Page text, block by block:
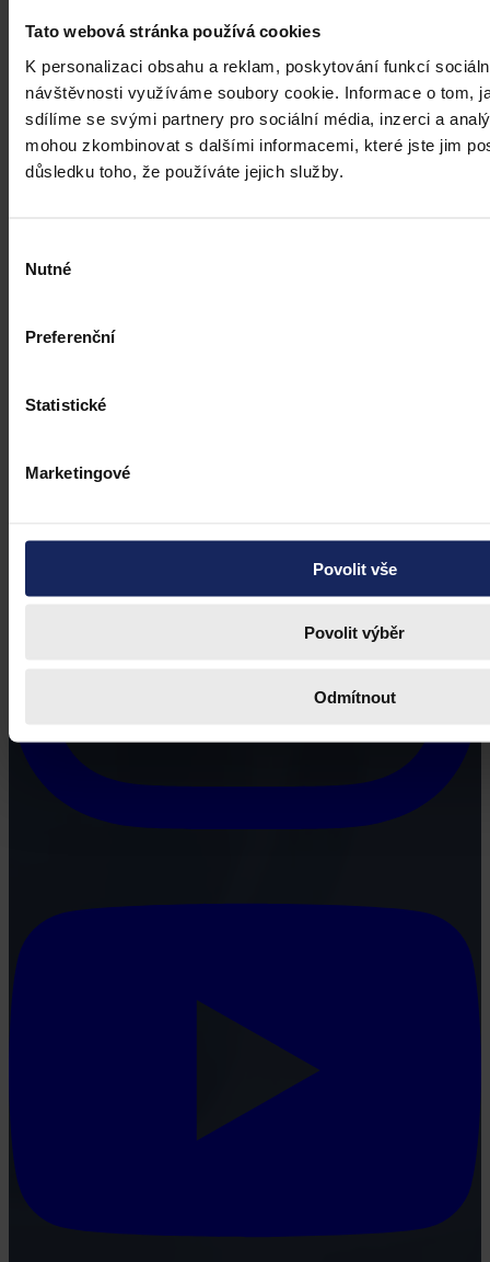
Tato webová stránka používá cookies
K personalizaci obsahu a reklam, poskytování funkcí
návštěvnosti využíváme soubory cookie. Informace o tom,
sdílíme se svými partnery pro sociální média, inzerci a
mohou zkombinovat s dalšími informacemi, které jste jim
důsledku toho, že používáte jejich služby.
souhlasu
Nutné
Preferenční
Statistické
Marketingové
Povolit vše
Povolit výběr
Odmítnout